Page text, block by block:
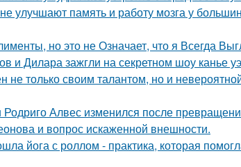
улучшают память и работу мозга у
но это не Означает, что я Всегда
и Дилара зажгли на секретном шоу канье
не только своим талантом, но и
Алвес изменился после
и вопрос искаженной внешности.
йога с роллом - практика, которая